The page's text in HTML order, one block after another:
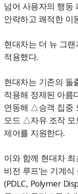
넘어 사용자의 행동
안락하고 쾌적한 이
현대차는 더 뉴 그랜
적용했다.
현대차는 기존의 돌
적용해 정제된 아름
연동해 △승객 집중
모드 △자유 조작 모
제어를 지원한다.
이와 함께 현대차 최
비전 루프’는 기계
(PDLC, Polymer